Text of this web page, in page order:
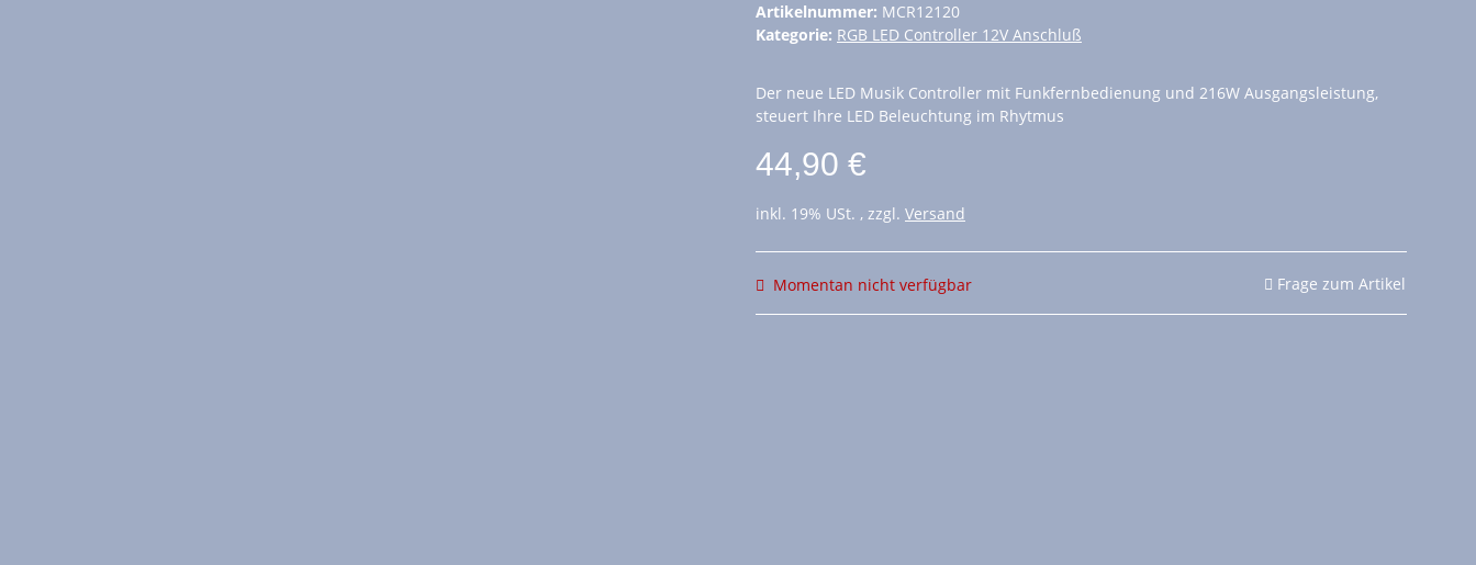
Artikelnummer: MCR12120
Kategorie: RGB LED Controller 12V Anschluß
Der neue LED Musik Controller mit Funkfernbedienung und 216W Ausgangsleistung,
steuert Ihre LED Beleuchtung im Rhytmus
44,90 €
inkl. 19% USt. , zzgl. Versand
Momentan nicht verfügbar Frage zum Artikel